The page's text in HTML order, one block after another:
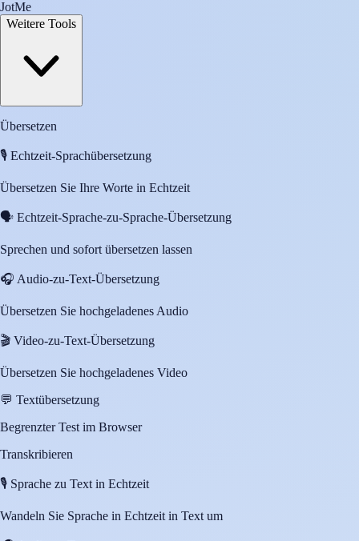
JotMe
Weitere Tools
Übersetzen
🎙️ Echtzeit-Sprachübersetzung
Übersetzen Sie Ihre Worte in Echtzeit
🗣️ Echtzeit-Sprache-zu-Sprache-Übersetzung
Sprechen und sofort übersetzen lassen
🎧 Audio-zu-Text-Übersetzung
Übersetzen Sie hochgeladenes Audio
🎬 Video-zu-Text-Übersetzung
Übersetzen Sie hochgeladenes Video
💬 Textübersetzung
Begrenzter Test im Browser
Transkribieren
🎙️ Sprache zu Text in Echtzeit
Wandeln Sie Sprache in Echtzeit in Text um